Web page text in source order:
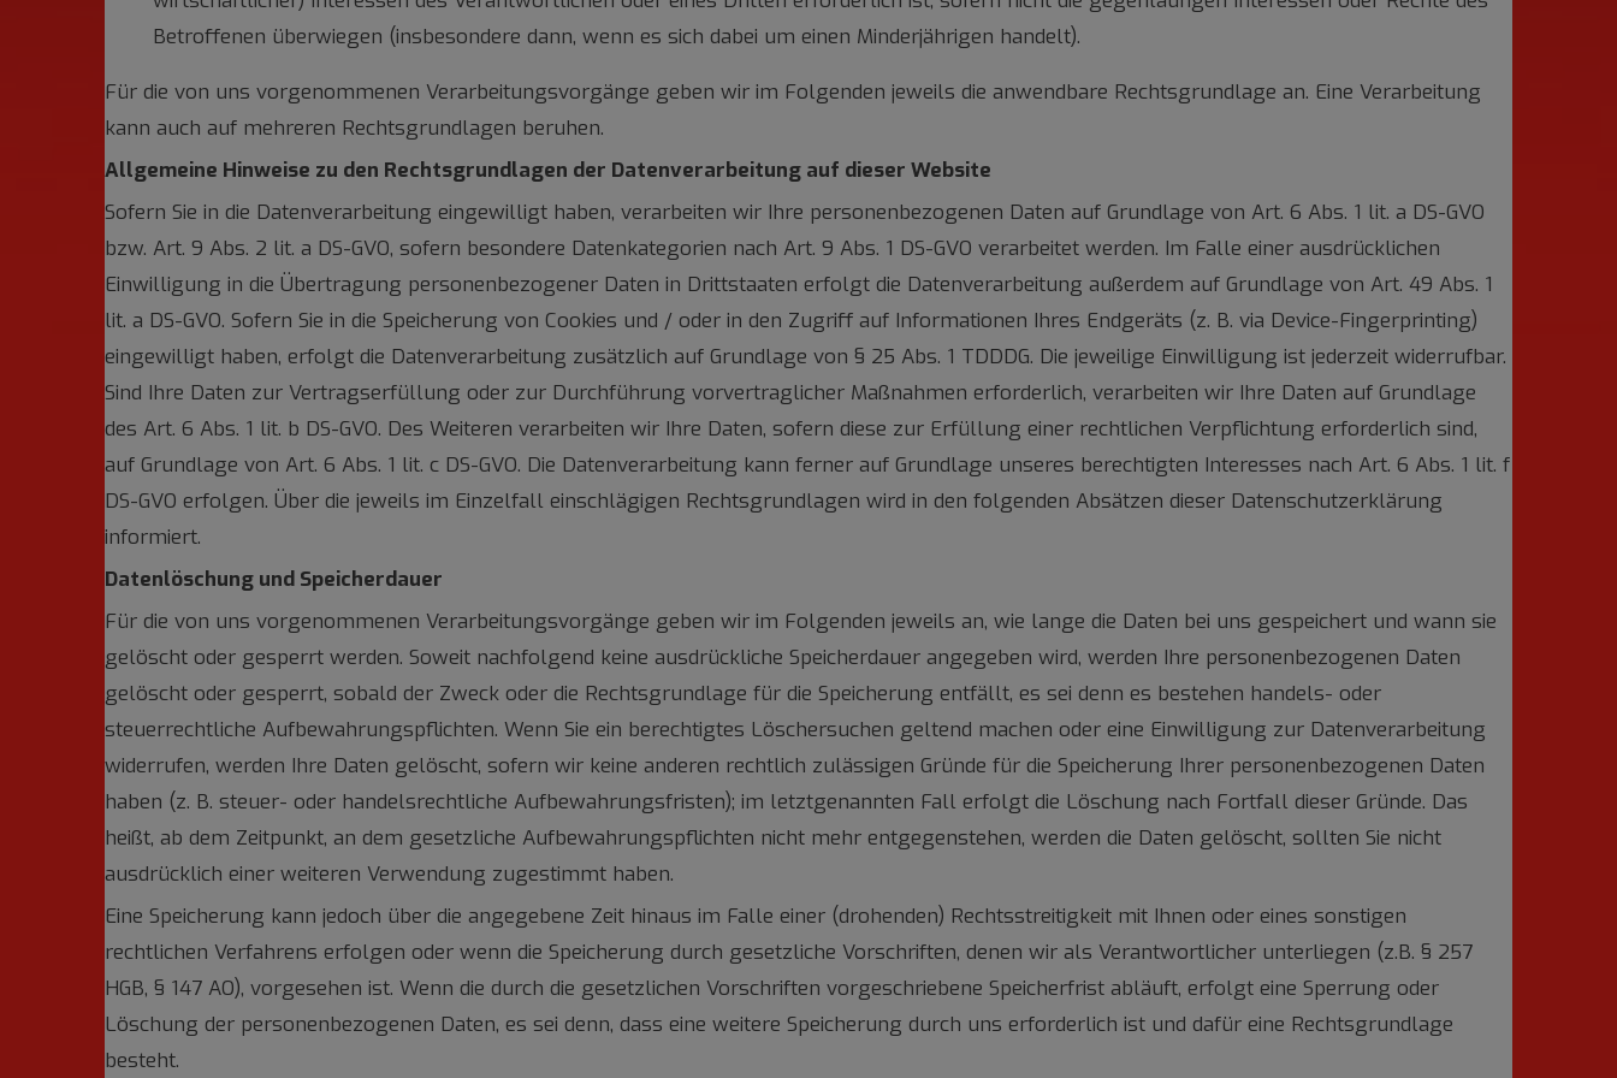
Betroffenen überwiegen (insbesondere dann, wenn es sich dabei um einen Minderjährigen handelt).
Für die von uns vorgenommenen Verarbeitungsvorgänge geben wir im Folgenden jeweils die anwendbare Rechtsgrundlage an. Eine Verarbeitung
kann auch auf mehreren Rechtsgrundlagen beruhen.
Allgemeine Hinweise zu den Rechtsgrundlagen der Datenverarbeitung auf dieser Website
Sofern Sie in die Datenverarbeitung eingewilligt haben, verarbeiten wir Ihre personenbezogenen Daten auf Grundlage von Art. 6 Abs. 1 lit. a DS-GVO
bzw. Art. 9 Abs. 2 lit. a DS-GVO, sofern besondere Datenkategorien nach Art. 9 Abs. 1 DS-GVO verarbeitet werden. Im Falle einer ausdrücklichen
Einwilligung in die Übertragung personenbezogener Daten in Drittstaaten erfolgt die Datenverarbeitung außerdem auf Grundlage von Art. 49 Abs. 1
lit. a DS-GVO. Sofern Sie in die Speicherung von Cookies und / oder in den Zugriff auf Informationen Ihres Endgeräts (z. B. via Device-Fingerprinting)
eingewilligt haben, erfolgt die Datenverarbeitung zusätzlich auf Grundlage von § 25 Abs. 1 TDDDG. Die jeweilige Einwilligung ist jederzeit widerrufbar.
Sind Ihre Daten zur Vertragserfüllung oder zur Durchführung vorvertraglicher Maßnahmen erforderlich, verarbeiten wir Ihre Daten auf Grundlage
des Art. 6 Abs. 1 lit. b DS-GVO. Des Weiteren verarbeiten wir Ihre Daten, sofern diese zur Erfüllung einer rechtlichen Verpflichtung erforderlich sind,
auf Grundlage von Art. 6 Abs. 1 lit. c DS-GVO. Die Datenverarbeitung kann ferner auf Grundlage unseres berechtigten Interesses nach Art. 6 Abs. 1 lit. f
DS-GVO erfolgen. Über die jeweils im Einzelfall einschlägigen Rechtsgrundlagen wird in den folgenden Absätzen dieser Datenschutzerklärung
informiert.
Datenlöschung und Speicherdauer
Für die von uns vorgenommenen Verarbeitungsvorgänge geben wir im Folgenden jeweils an, wie lange die Daten bei uns gespeichert und wann sie
gelöscht oder gesperrt werden. Soweit nachfolgend keine ausdrückliche Speicherdauer angegeben wird, werden Ihre personenbezogenen Daten
gelöscht oder gesperrt, sobald der Zweck oder die Rechtsgrundlage für die Speicherung entfällt, es sei denn es bestehen handels- oder
steuerrechtliche Aufbewahrungspflichten. Wenn Sie ein berechtigtes Löschersuchen geltend machen oder eine Einwilligung zur Datenverarbeitung
widerrufen, werden Ihre Daten gelöscht, sofern wir keine anderen rechtlich zulässigen Gründe für die Speicherung Ihrer personenbezogenen Daten
haben (z. B. steuer- oder handelsrechtliche Aufbewahrungsfristen); im letztgenannten Fall erfolgt die Löschung nach Fortfall dieser Gründe. Das
heißt, ab dem Zeitpunkt, an dem gesetzliche Aufbewahrungspflichten nicht mehr entgegenstehen, werden die Daten gelöscht, sollten Sie nicht
ausdrücklich einer weiteren Verwendung zugestimmt haben.
Eine Speicherung kann jedoch über die angegebene Zeit hinaus im Falle einer (drohenden) Rechtsstreitigkeit mit Ihnen oder eines sonstigen
rechtlichen Verfahrens erfolgen oder wenn die Speicherung durch gesetzliche Vorschriften, denen wir als Verantwortlicher unterliegen (z.B. § 257
HGB, § 147 AO), vorgesehen ist. Wenn die durch die gesetzlichen Vorschriften vorgeschriebene Speicherfrist abläuft, erfolgt eine Sperrung oder
Löschung der personenbezogenen Daten, es sei denn, dass eine weitere Speicherung durch uns erforderlich ist und dafür eine Rechtsgrundlage
besteht.